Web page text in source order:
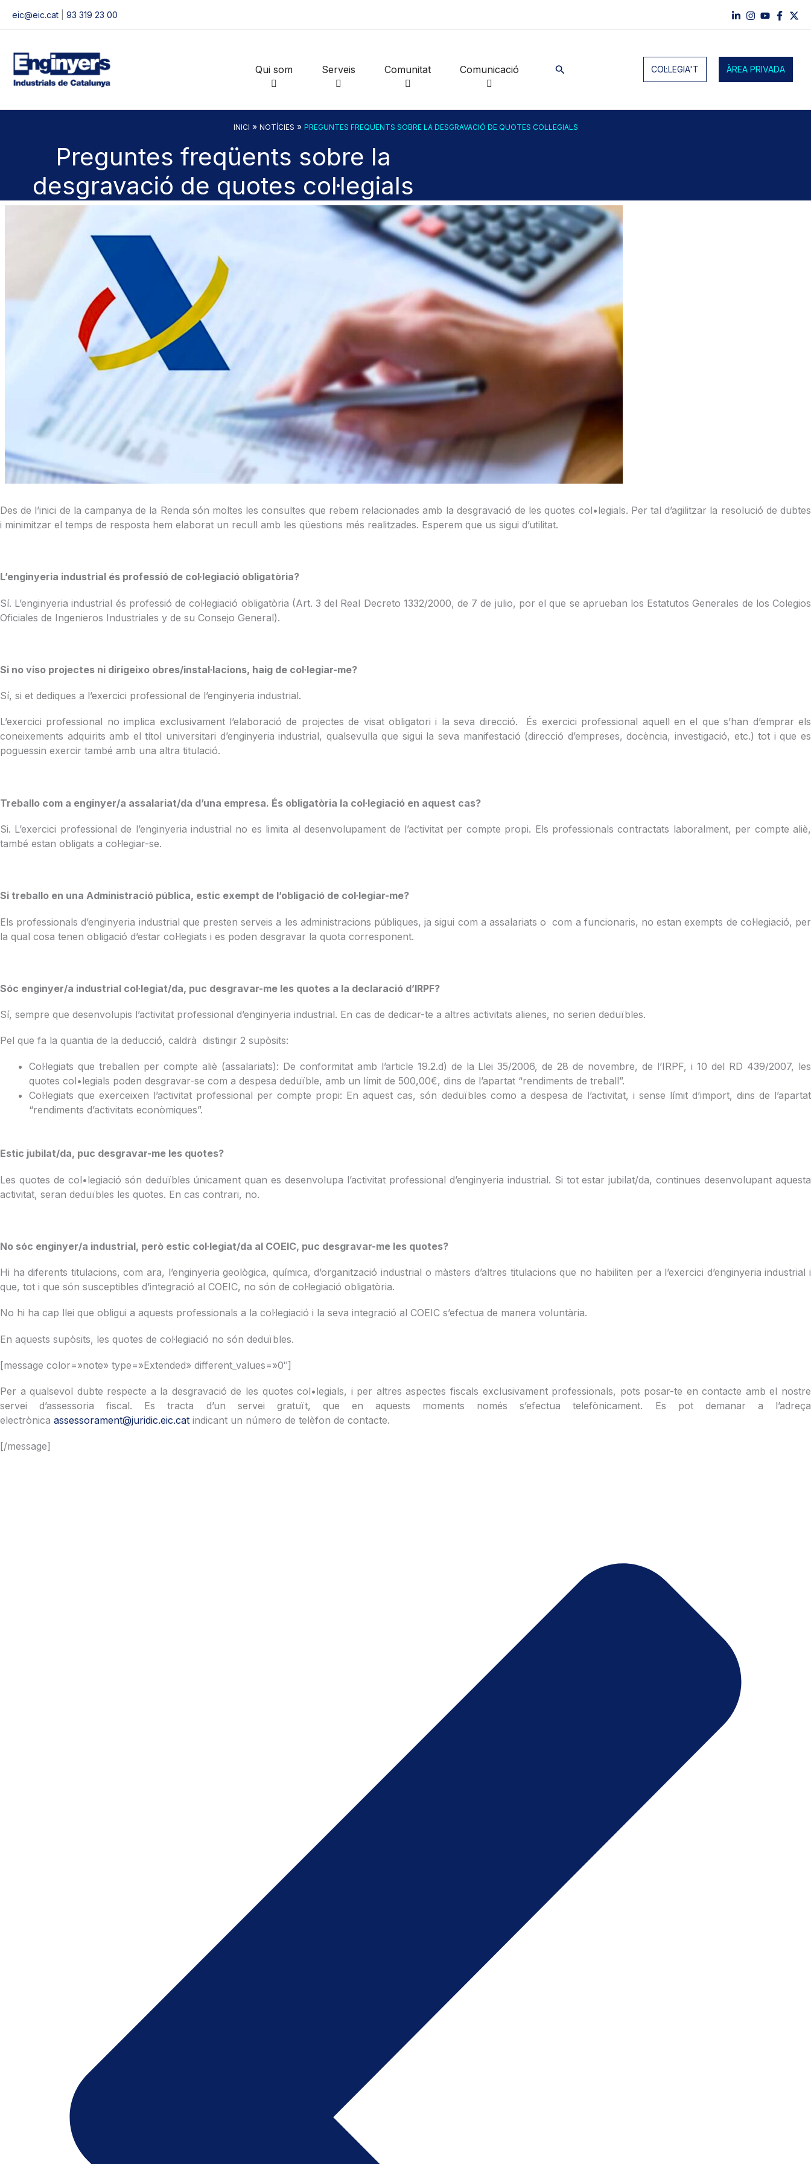
eic@eic.cat 93 319 23 00
Qui som Serveis Comunitat Comunicació Cerca COL·LEGIA'T ÀREA PRIVADA
INICI » NOTÍCIES » PREGUNTES FREQÜENTS SOBRE LA DESGRAVACIÓ DE QUOTES COL·LEGIALS
Preguntes freqüents sobre la
desgravació de quotes col·legials
Des de l’inici de la campanya de la Renda són moltes les consultes que rebem relacionades amb la desgravació de les quotes col•legials. Per tal d’agilitzar la resolució de dubtes
i minimitzar el temps de resposta hem elaborat un recull amb les qüestions més realitzades. Esperem que us sigui d’utilitat.
L’enginyeria industrial és professió de col·legiació obligatòria?
Sí. L’enginyeria industrial és professió de col·legiació obligatòria (Art. 3 del Real Decreto 1332/2000, de 7 de julio, por el que se aprueban los Estatutos Generales de los Colegios
Oficiales de Ingenieros Industriales y de su Consejo General).
Si no viso projectes ni dirigeixo obres/instal·lacions, haig de col·legiar-me?
Sí, si et dediques a l’exercici professional de l’enginyeria industrial.
L’exercici professional no implica exclusivament l’elaboració de projectes de visat obligatori i la seva direcció. És exercici professional aquell en el que s’han d’emprar els
coneixements adquirits amb el títol universitari d’enginyeria industrial, qualsevulla que sigui la seva manifestació (direcció d’empreses, docència, investigació, etc.) tot i que es
poguessin exercir també amb una altra titulació.
Treballo com a enginyer/a assalariat/da d’una empresa. És obligatòria la col·legiació en aquest cas?
Si. L’exercici professional de l’enginyeria industrial no es limita al desenvolupament de l’activitat per compte propi. Els professionals contractats laboralment, per compte aliè,
també estan obligats a col·legiar-se.
Si treballo en una Administració pública, estic exempt de l’obligació de col·legiar-me?
Els professionals d’enginyeria industrial que presten serveis a les administracions públiques, ja sigui com a assalariats o com a funcionaris, no estan exempts de col·legiació, per
la qual cosa tenen obligació d’estar col·legiats i es poden desgravar la quota corresponent.
Sóc enginyer/a industrial col·legiat/da, puc desgravar-me les quotes a la declaració d’IRPF?
Sí, sempre que desenvolupis l’activitat professional d’enginyeria industrial. En cas de dedicar-te a altres activitats alienes, no serien deduïbles.
Pel que fa la quantia de la deducció, caldrà distingir 2 supòsits:
Col·legiats que treballen per compte aliè (assalariats): De conformitat amb l’article 19.2.d) de la Llei 35/2006, de 28 de novembre, de l’IRPF, i 10 del RD 439/2007, les
quotes col•legials poden desgravar-se com a despesa deduïble, amb un límit de 500,00€, dins de l’apartat “rendiments de treball”.
Col·legiats que exerceixen l’activitat professional per compte propi: En aquest cas, són deduïbles como a despesa de l’activitat, i sense límit d’import, dins de l’apartat
“rendiments d’activitats econòmiques”.
Estic jubilat/da, puc desgravar-me les quotes?
Les quotes de col•legiació són deduïbles únicament quan es desenvolupa l’activitat professional d’enginyeria industrial. Si tot estar jubilat/da, continues desenvolupant aquesta
activitat, seran deduïbles les quotes. En cas contrari, no.
No sóc enginyer/a industrial, però estic col·legiat/da al COEIC, puc desgravar-me les quotes?
Hi ha diferents titulacions, com ara, l’enginyeria geològica, química, d’organització industrial o màsters d’altres titulacions que no habiliten per a l’exercici d’enginyeria industrial i
que, tot i que són susceptibles d’integració al COEIC, no són de col·legiació obligatòria.
No hi ha cap llei que obligui a aquests professionals a la col·legiació i la seva integració al COEIC s’efectua de manera voluntària.
En aquests supòsits, les quotes de col·legiació no són deduïbles.
[message color=»note» type=»Extended» different_values=»0″]
Per a qualsevol dubte respecte a la desgravació de les quotes col•legials, i per altres aspectes fiscals exclusivament professionals, pots posar-te en contacte amb el nostre
servei d’assessoria fiscal. Es tracta d’un servei gratuït, que en aquests moments només s’efectua telefònicament. Es pot demanar a l’adreça
electrònica assessorament@juridic.eic.cat indicant un número de telèfon de contacte.
[/message]